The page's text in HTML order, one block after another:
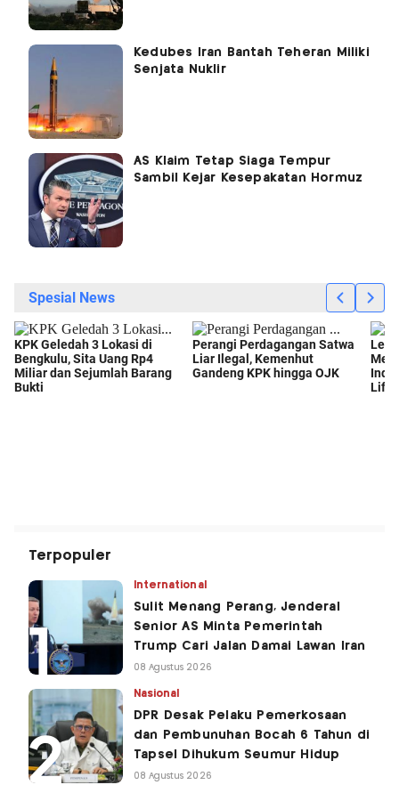
Kedubes Iran Bantah Teheran Miliki
Senjata Nuklir
AS Klaim Tetap Siaga Tempur
Sambil Kejar Kesepakatan Hormuz
Terpopuler
International
Sulit Menang Perang, Jenderal
Senior AS Minta Pemerintah
Trump Cari Jalan Damai Lawan Iran
08 Agustus 2026
Nasional
DPR Desak Pelaku Pemerkosaan
dan Pembunuhan Bocah 6 Tahun di
Tapsel Dihukum Seumur Hidup
08 Agustus 2026